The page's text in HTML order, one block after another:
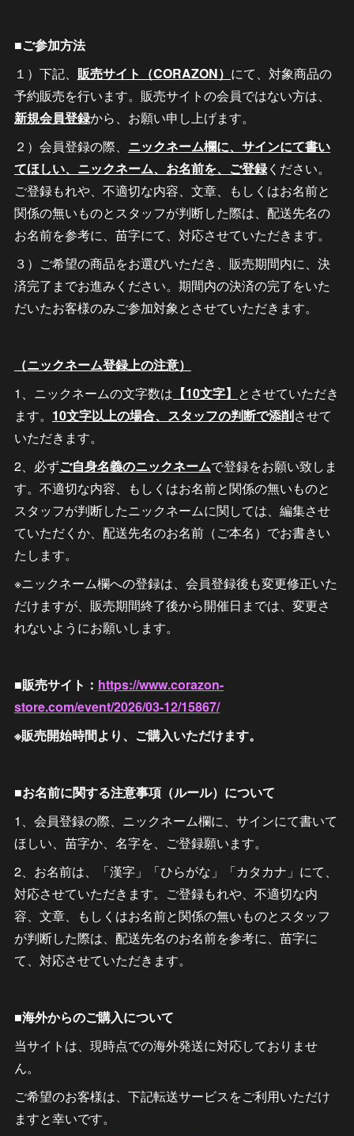
■ご参加方法
１）下記、 販売サイト（CORAZON） にて、対象商品の
予約販売を行います。販売サイトの会員ではない方は、
新規会員登録から、お願い申し上げます。
２）会員登録の際、 ニックネーム欄に、サインにて書い
てほしい、ニックネーム、お名前を、ご登録ください。
ご登録もれや、不適切な内容、文章、もしくはお名前と
関係の無いものとスタッフが判断した際は、配送先名の
お名前を参考に、苗字にて、対応させていただきます。
３）ご希望の商品をお選びいただき、販売期間内に、決
済完了までお進みください。期間内の決済の完了をいた
だいたお客様のみご参加対象とさせていただきます。
（ニックネーム登録上の注意）
1、ニックネームの文字数は 【10文字】 とさせていただき
ます。 10文字以上の場合、スタッフの判断で添削させて
いただきます。
2、必ずご自身名義のニックネームで登録をお願い致しま
す。不適切な内容、もしくはお名前と関係の無いものと
スタッフが判断したニックネームに関しては、編集させ
ていただくか、配送先名のお名前（ご本名）でお書きい
たします。
※ニックネーム欄への登録は、会員登録後も変更修正いた
だけますが、販売期間終了後から開催日までは、変更さ
れないようにお願いします。
■販売サイト： https://www.corazon-
store.com/event/2026/03-12/15867/
※販売開始時間より、ご購入いただけます。
■お名前に関する注意事項（ルール）について
1、会員登録の際、ニックネーム欄に、サインにて書いて
ほしい、苗字か、名字を、ご登録願います。
2、お名前は、「漢字」「ひらがな」「カタカナ」にて、
対応させていただきます。ご登録もれや、不適切な内
容、文章、もしくはお名前と関係の無いものとスタッフ
が判断した際は、配送先名のお名前を参考に、苗字に
て、対応させていただきます。
■海外からのご購入について
当サイトは、現時点での海外発送に対応しておりませ
ん。
ご希望のお客様は、下記転送サービスをご利用いただけ
ますと幸いです。